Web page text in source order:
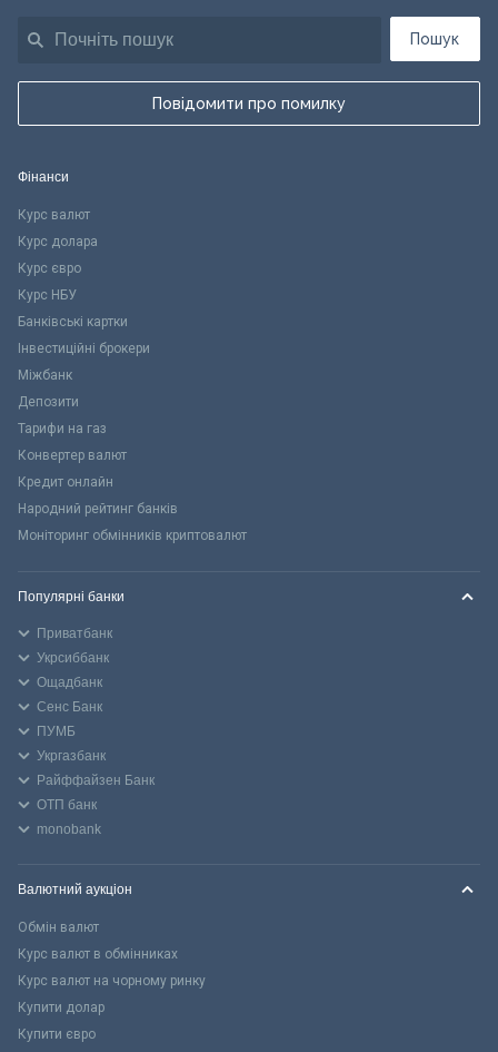
Пошук
Повідомити про помилку
Фінанси
Курс валют
Курс долара
Курс євро
Курс НБУ
Банківські картки
Інвестиційні брокери
Міжбанк
Депозити
Тарифи на газ
Конвертер валют
Кредит онлайн
Народний рейтинг банків
Моніторинг обмінників криптовалют
Популярні банки
Приватбанк
Укрсиббанк
Ощадбанк
Сенс Банк
ПУМБ
Укргазбанк
Райффайзен Банк
ОТП банк
monobank
Валютний аукціон
Обмін валют
Курс валют в обмінниках
Курс валют на чорному ринку
Купити долар
Купити євро